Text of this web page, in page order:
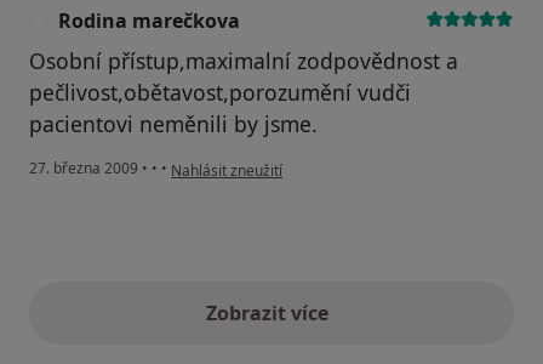
Rodina marečkova
Osobní přístup,maximalní zodpovědnost a
pečlivost,obětavost,porozumění vudči
pacientovi neměnili by jsme.
27. března 2009 • • • podle názoru uživatele Rodina marečkova
Nahlásit zneužití
Zobrazit vícevýše uvedené názory